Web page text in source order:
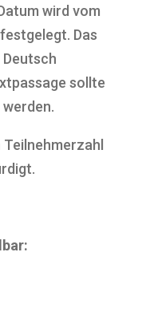
wird vom
Das
sollte